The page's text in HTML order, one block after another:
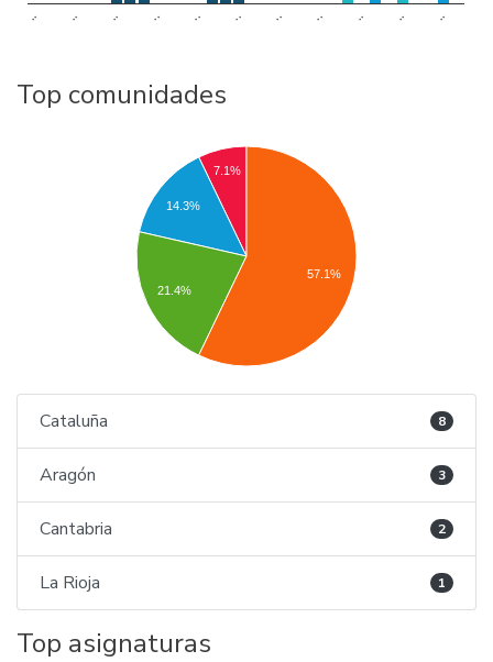
.. .. .. .. .. .. .. .. .. .. ..
Top comunidades
7.1%
14.3%
21.4%
57.1%
Cataluña 8
Aragón 3
Cantabria 2
La Rioja 1
Top asignaturas